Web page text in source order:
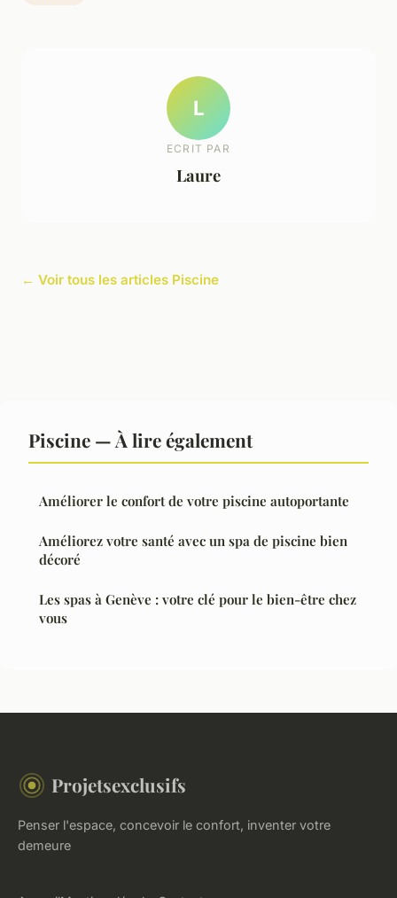
L
ECRIT PAR
Laure
← Voir tous les articles Piscine
Piscine — À lire également
Améliorer le confort de votre piscine autoportante
Améliorez votre santé avec un spa de piscine bien
décoré
Les spas à Genève : votre clé pour le bien-être chez
vous
Projetsexclusifs
Penser l'espace, concevoir le confort, inventer votre
demeure